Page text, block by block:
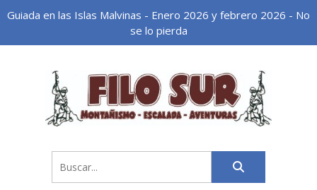
Guiada en las Islas Malvinas - Enero 2026 y febrero 2026 - No
se lo pierda